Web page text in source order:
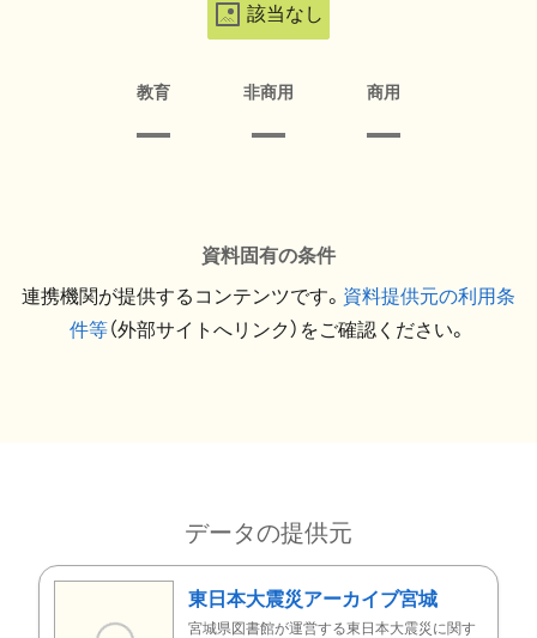
該当なし
教育 非商用 商用
資料固有の条件
連携機関が提供するコンテンツです。 資料提供元の利用条
件等（外部サイトへリンク）をご確認ください。
データの提供元
東日本大震災アーカイブ宮城
宮城県図書館が運営する東日本大震災に関す